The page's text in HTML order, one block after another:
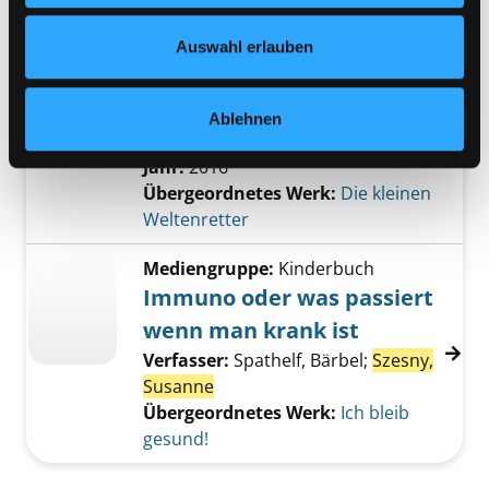
Nähere Informationen finden Sie in unserer
Auswahl erlauben
Ablehnen
der Gefühle
Mediengruppe:Kinderbuch
Der kleine Umweltschreck
oder Wie man ganz einfach Energie
Jahr:2016
Übergeordnetes Werk: Die kleinen
Weltenretter
Mediengruppe: Kinderbuch
Immuno oder was passiert
wenn man krank ist
Verfasser: Spathelf, Bärbel; Szesny,
Susanne
Übergeordnetes Werk: Ich bleib
gesund!